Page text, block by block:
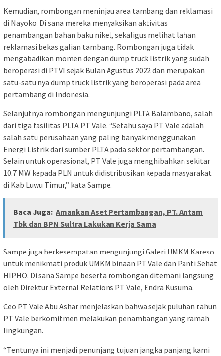
Kemudian, rombongan meninjau area tambang dan reklamasi
di Nayoko. Di sana mereka menyaksikan aktivitas
penambangan bahan baku nikel, sekaligus melihat lahan
reklamasi bekas galian tambang. Rombongan juga tidak
mengabadikan momen dengan dump truck listrik yang sudah
beroperasi di PTVI sejak Bulan Agustus 2022 dan merupakan
satu-satu nya dump truck listrik yang beroperasi pada area
pertambang di Indonesia.
Selanjutnya rombongan mengunjungi PLTA Balambano, salah
dari tiga fasilitas PLTA PT Vale. “Setahu saya PT Vale adalah
salah satu perusahaan yang paling banyak menggunakan
Energi Listrik dari sumber PLTA pada sektor pertambangan.
Selain untuk operasional, PT Vale juga menghibahkan sekitar
10.7 MW kepada PLN untuk didistribusikan kepada masyarakat
di Kab Luwu Timur,” kata Sampe.
Baca Juga: Amankan Aset Pertambangan, PT. Antam
Tbk dan BPN Sultra Lakukan Kerja Sama
Sampe juga berkesempatan mengunjungi Galeri UMKM Kareso
untuk menikmati produk UMKM binaan PT Vale dan Panti Sehat
HIPHO. Di sana Sampe beserta rombongan ditemani langsung
oleh Direktur External Relations PT Vale, Endra Kusuma.
Ceo PT Vale Abu Ashar menjelaskan bahwa sejak puluhan tahun
PT Vale berkomitmen melakukan penambangan yang ramah
lingkungan.
“Tentunya ini menjadi penunjang tujuan jangka panjang kami